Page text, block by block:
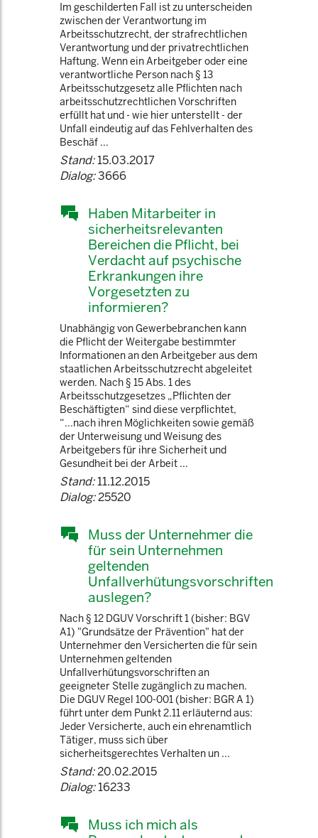
Im geschilderten Fall ist zu unterscheiden
zwischen der Verantwortung im
Arbeitsschutzrecht, der strafrechtlichen
Verantwortung und der privatrechtlichen
Haftung. Wenn ein Arbeitgeber oder eine
verantwortliche Person nach § 13
Arbeitsschutzgesetz alle Pflichten nach
arbeitsschutzrechtlichen Vorschriften
erfüllt hat und - wie hier unterstellt - der
Unfall eindeutig auf das Fehlverhalten des
Beschäf ...
Stand:15.03.2017
Dialog:3666
Haben Mitarbeiter in
sicherheitsrelevanten
Bereichen die Pflicht, bei
Verdacht auf psychische
Erkrankungen ihre
Vorgesetzten zu
informieren?
Unabhängig von Gewerbebranchen kann
die Pflicht der Weitergabe bestimmter
Informationen an den Arbeitgeber aus dem
staatlichen Arbeitsschutzrecht abgeleitet
werden. Nach § 15 Abs. 1 des
Arbeitsschutzgesetzes „Pflichten der
Beschäftigten“ sind diese verpflichtet,
“...nach ihren Möglichkeiten sowie gemäß
der Unterweisung und Weisung des
Arbeitgebers für ihre Sicherheit und
Gesundheit bei der Arbeit ...
Stand:11.12.2015
Dialog:25520
Muss der Unternehmer die
für sein Unternehmen
geltenden
Unfallverhütungsvorschriften
auslegen?
Nach § 12 DGUV Vorschrift 1 (bisher: BGV
A1) "Grundsätze der Prävention" hat der
Unternehmer den Versicherten die für sein
Unternehmen geltenden
Unfallverhütungsvorschriften an
geeigneter Stelle zugänglich zu machen.
Die DGUV Regel 100-001 (bisher: BGR A 1)
führt unter dem Punkt 2.11 erläuternd aus:
Jeder Versicherte, auch ein ehrenamtlich
Tätiger, muss sich über
sicherheitsgerechtes Verhalten un ...
Stand:20.02.2015
Dialog:16233
Muss ich mich als